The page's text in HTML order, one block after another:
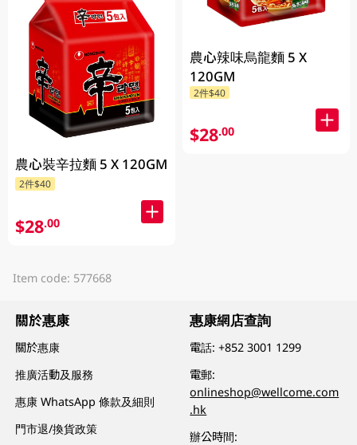
農心裝辛拉麵 5 X 120GM
2件$40
$28.00
農心辣味烏龍麵 5 X
120GM
2件$40
$28.00
Item code: 577668
關於惠康
關於惠康
推廣活動及服務
惠康 WhatsApp 條款及細則
門市退/換貨政策
惠康網店查詢
電話:+852 3001 1299
電郵:
onlineshop@wellcome.com
.hk
辦公時間: